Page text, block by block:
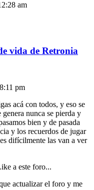
am
vida de Retronia
pm
acá con todos, y eso se
genera nunca se pierda y
bien y de pasada
y los recuerdos de jugar
difícilmente las van a ver
a este foro...
actualizar el foro y me